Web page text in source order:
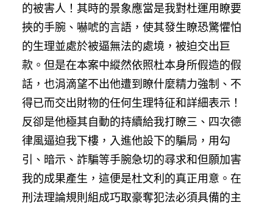
的被害人！其時的景象應當是我對杜運用瞭要
挾的手腕、嚇唬的言語，使其發生瞭恐驚懼怕
的生理並處於被逼無法的處境，被迫交出巨
款。但是在本案中縱然依照杜本身所假造的假
話，也涓滴望不出他遭到瞭什麼精力強制、不
得已而交出財物的任何生理特征和詳細表示！
反卻是他極其自動的持續給我打瞭三、四次德
律風逼迫我下樓，入進他設下的騙局，用勾
引、暗示、詐騙等手腕急切的尋求和但願加害
我的成果產生，這便是杜文利的真正用意。在
刑法理論規則組成巧取豪奪犯法必須具備的主